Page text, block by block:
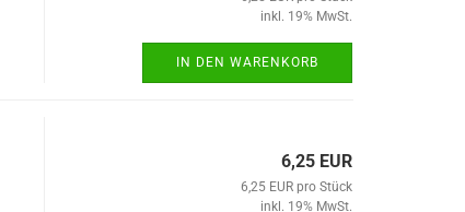
inkl. 19% MwSt.
IN DEN WARENKORB
6,25 EUR
6,25 EUR pro Stück
inkl. 19% MwSt.